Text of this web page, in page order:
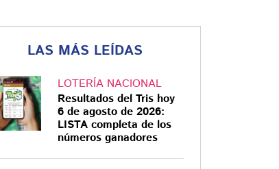
LAS MÁS LEÍDAS
LOTERÍA NACIONAL
Resultados del Tris hoy
6 de agosto de 2026:
LISTA completa de los
números ganadores